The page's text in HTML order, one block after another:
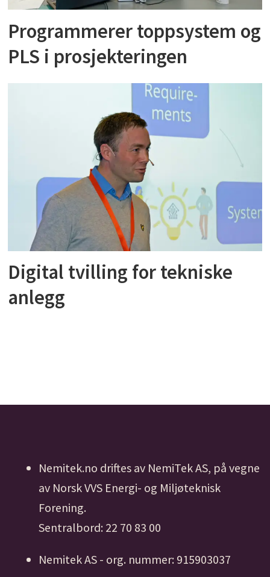
Programmerer toppsystem og
PLS i prosjekteringen
Digital tvilling for tekniske
anlegg
Nemitek.no driftes av NemiTek AS, på vegne
av Norsk VVS Energi- og Miljøteknisk
Forening.
Sentralbord: 22 70 83 00
Nemitek AS - org. nummer: 915903037